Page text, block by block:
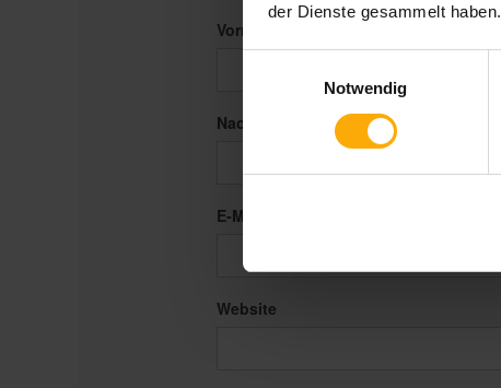
der Dienste gesammelt haben.
Notwendig
Vorname
Nachname
E-Mail
Website